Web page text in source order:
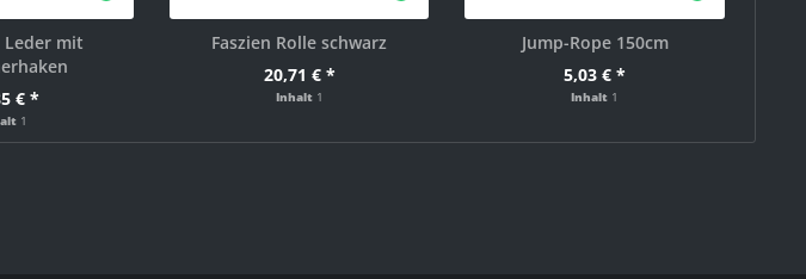
mit
€ *
1
Faszien Rolle schwarz
20,71 € *
Inhalt 1
Jump-Rope 150cm
5,03 € *
Inhalt 1